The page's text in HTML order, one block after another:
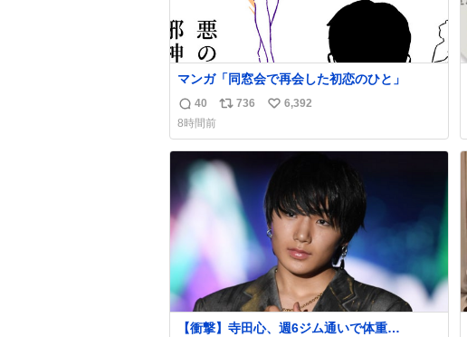
マンガ「同窓会で再会した初恋のひと」
返
信
数
40
リ
ス
ト
736
い
ね
数
6,392
8時間前
【衝撃】寺田心、週6ジム通いで体重